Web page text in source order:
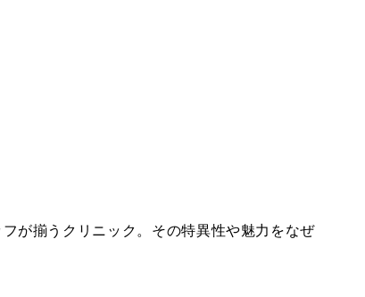
が揃うクリニック。その特異性や魅力をなぜ